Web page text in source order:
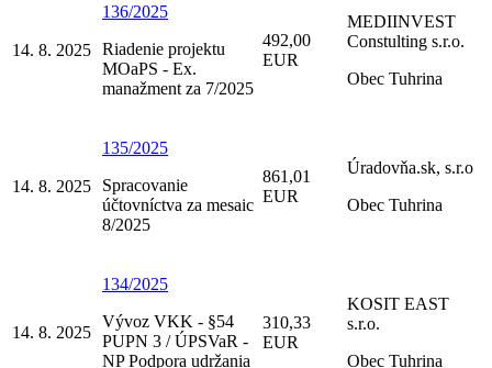
14. 8. 2025
136/2025
Riadenie projektu
MOaPS - Ex.
manažment za 7/2025
492,00
EUR
MEDIINVEST
Constulting s.r.o.
Obec Tuhrina
14. 8. 2025
135/2025
Spracovanie
účtovníctva za mesaic
8/2025
861,01
EUR
Úradovňa.sk, s.r.o
Obec Tuhrina
14. 8. 2025
134/2025
Vývoz VKK - §54
PUPN 3 / ÚPSVaR -
NP Podpora udržania
310,33
EUR
KOSIT EAST
s.r.o.
Obec Tuhrina